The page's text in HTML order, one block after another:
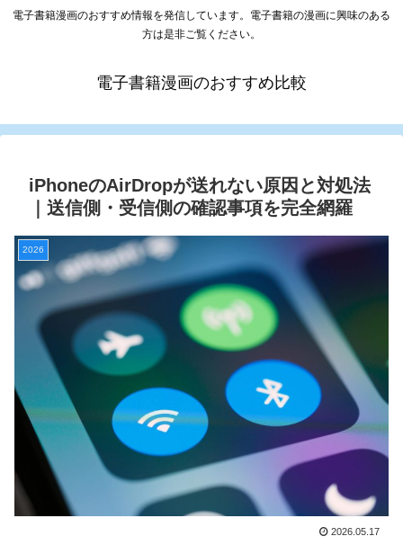
電子書籍漫画のおすすめ情報を発信しています。電子書籍の漫画に興味のある
方は是非ご覧ください。
電子書籍漫画のおすすめ比較
iPhoneのAirDropが送れない原因と対処法
｜送信側・受信側の確認事項を完全網羅
2026
2026.05.17